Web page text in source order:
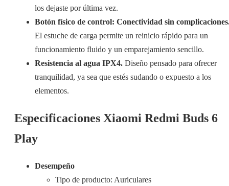
los dejaste por última vez.
Botón físico de control: Conectividad sin
El estuche de carga permite un reinicio rápido para un
funcionamiento fluido y un emparejamiento sencillo.
Resistencia al agua IPX4. Diseño pensado para ofrecer
tranquilidad, ya sea que estés sudando o expuesto a los
elementos.
Especificaciones Xiaomi Redmi Buds 6
Play
Desempeño
Tipo de producto: Auriculares